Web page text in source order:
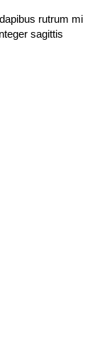
rutrum mi
sagittis